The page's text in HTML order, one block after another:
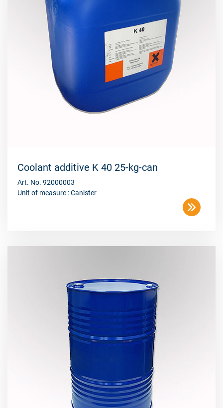
Coolant additive K 40 25-kg-can
Art. No. 92000003
Unit of measure : Canister